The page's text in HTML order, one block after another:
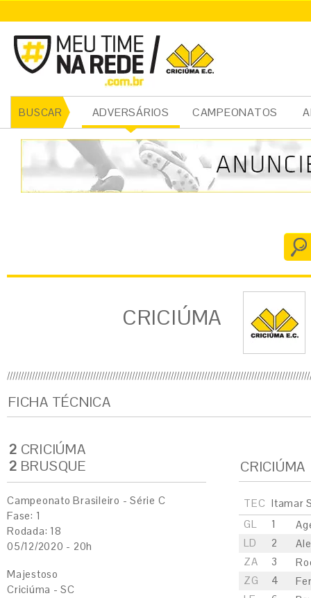
BUSCAR ADVERSÁRIOS CAMPEONATOS
CRICIÚMA
CRICIÚMA
FICHA TÉCNICA
2 CRICIÚMA
2 BRUSQUE
Campeonato Brasileiro - Série C
Fase: 1
Rodada: 18
05/12/2020 - 20h
Majestoso
Criciúma - SC
CRICIÚMA
TEC Itamar
GL
1
LD
2
ZA
3
ZG
4